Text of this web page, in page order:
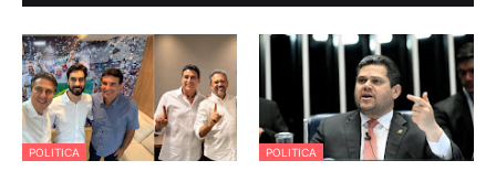
POLITICA POLITICA